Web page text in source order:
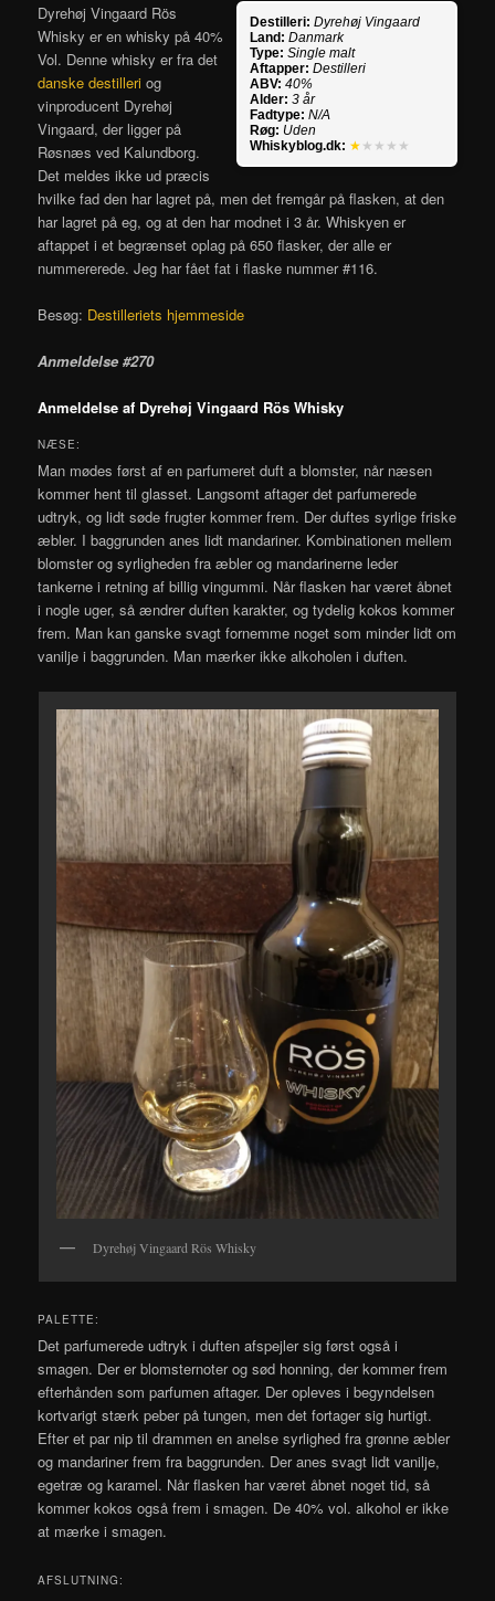
Destilleri: Dyrehøj Vingaard
Land: Danmark
Type: Single malt
Aftapper: Destilleri
ABV: 40%
Alder: 3 år
Fadtype: N/A
Røg: Uden
Whiskyblog.dk: ★ ★★★★
Dyrehøj Vingaard Rös
Whisky er en whisky på 40%
Vol. Denne whisky er fra det
danske destilleri og
vinproducent Dyrehøj
Vingaard, der ligger på
Røsnæs ved Kalundborg.
Det meldes ikke ud præcis
hvilke fad den har lagret på, men det fremgår på flasken, at den
har lagret på eg, og at den har modnet i 3 år. Whiskyen er
aftappet i et begrænset oplag på 650 flasker, der alle er
nummererede. Jeg har fået fat i flaske nummer #116.
Besøg: Destilleriets hjemmeside
Anmeldelse #270
Anmeldelse af Dyrehøj Vingaard Rös Whisky
NÆSE:
Man mødes først af en parfumeret duft a blomster, når næsen
kommer hent til glasset. Langsomt aftager det parfumerede
udtryk, og lidt søde frugter kommer frem. Der duftes syrlige friske
æbler. I baggrunden anes lidt mandariner. Kombinationen mellem
blomster og syrligheden fra æbler og mandarinerne leder
tankerne i retning af billig vingummi. Når flasken har været åbnet
i nogle uger, så ændrer duften karakter, og tydelig kokos kommer
frem. Man kan ganske svagt fornemme noget som minder lidt om
vanilje i baggrunden. Man mærker ikke alkoholen i duften.
Dyrehøj Vingaard Rös Whisky
PALETTE:
Det parfumerede udtryk i duften afspejler sig først også i
smagen. Der er blomsternoter og sød honning, der kommer frem
efterhånden som parfumen aftager. Der opleves i begyndelsen
kortvarigt stærk peber på tungen, men det fortager sig hurtigt.
Efter et par nip til drammen en anelse syrlighed fra grønne æbler
og mandariner frem fra baggrunden. Der anes svagt lidt vanilje,
egetræ og karamel. Når flasken har været åbnet noget tid, så
kommer kokos også frem i smagen. De 40% vol. alkohol er ikke
at mærke i smagen.
AFSLUTNING: